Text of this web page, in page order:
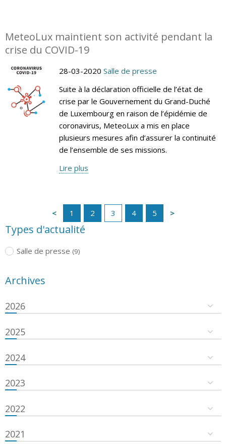
MeteoLux maintient son activité pendant la
crise du COVID-19
28-03-2020 Salle de presse
Suite à la déclaration officielle de l’état de
crise par le Gouvernement du Grand-Duché
de Luxembourg en raison de l’épidémie de
coronavirus, MeteoLux a mis en place
plusieurs mesures afin d’assurer la continuité
de l’ensemble de ses missions.
Lire plus
1 2 3 4 5
Types d'actualité
Salle de presse (9)
Archives
2026
2025
2024
2023
2022
2021